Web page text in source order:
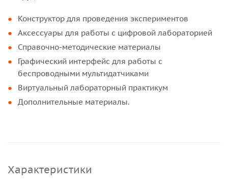
Конструктор для проведения экспериментов
Аксессуары для работы с цифровой лабораторией
Справочно-методические материалы
Графический интерфейс для работы с
беспроводными мультидатчиками
Виртуальный лабораторный практикум
Дополнительные материалы.
Характеристики